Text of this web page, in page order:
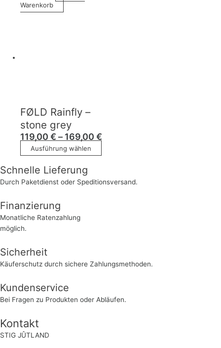
Warenkorb
FØLD Rainfly –
stone grey
119,00€ – 169,00€
Ausführung wählen
Schnelle Lieferung
Durch Paketdienst oder Speditionsversand.
Finanzierung
Monatliche Ratenzahlung
möglich.
Sicherheit
Käuferschutz durch sichere Zahlungsmethoden.
Kundenservice
Bei Fragen zu Produkten oder Abläufen.
Kontakt
STIG JÛTLAND